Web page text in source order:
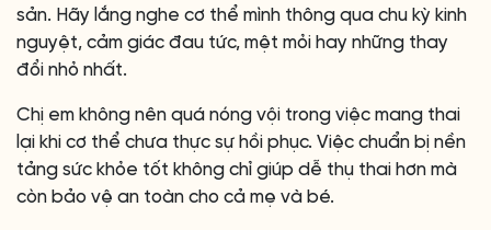
sản. Hãy lắng nghe cơ thể mình thông qua chu kỳ kinh
nguyệt, cảm giác đau tức, mệt mỏi hay những thay
đổi nhỏ nhất.
Chị em không nên quá nóng vội trong việc mang thai
lại khi cơ thể chưa thực sự hồi phục. Việc chuẩn bị nền
tảng sức khỏe tốt không chỉ giúp dễ thụ thai hơn mà
còn bảo vệ an toàn cho cả mẹ và bé.